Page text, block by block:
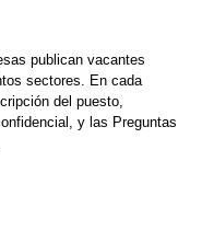
publican vacantes
sectores. En cada
del puesto,
y las Preguntas